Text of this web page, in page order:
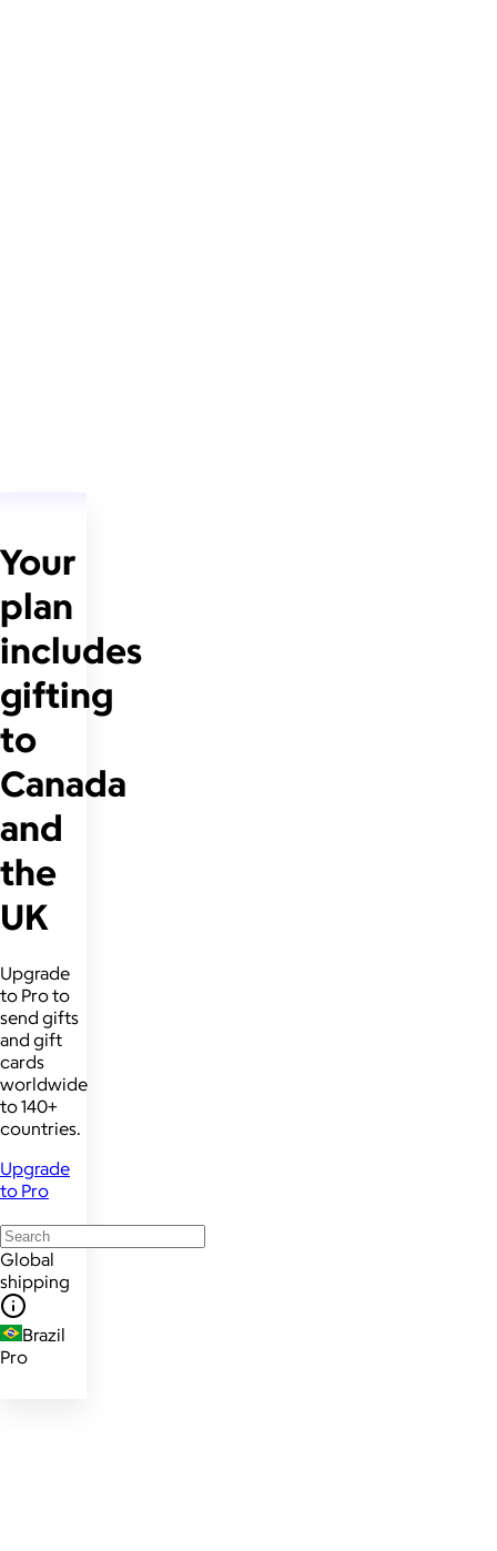
Your
plan
includes
gifting
to
Canada
and
the
UK
Upgrade
to Pro to
send gifts
and gift
cards
worldwide
to 140+
countries.
Upgrade
to Pro
Global
shipping
Brazil
Pro